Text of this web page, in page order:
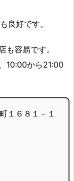
良好です。
も容易です。
10:00から21:00
１６８１－１